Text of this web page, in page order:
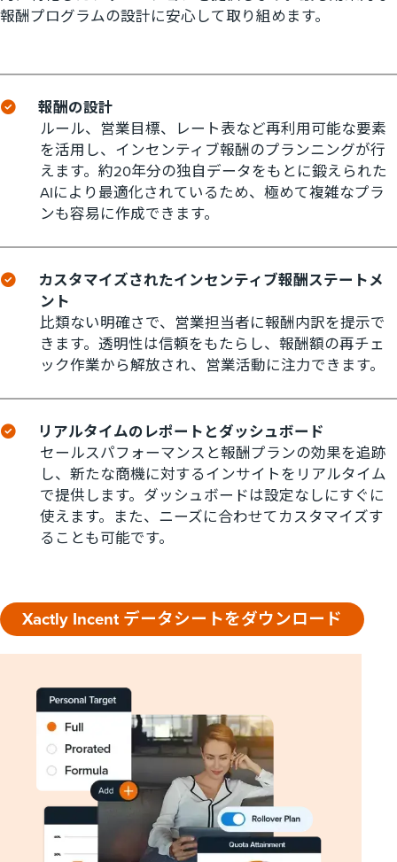
報酬プログラムの設計に安心して取り組めます。
報酬の設計
ルール、営業目標、レート表など再利用可能な要素
を活用し、インセンティブ報酬のプランニングが行
えます。約20年分の独自データをもとに鍛えられた
AIにより最適化されているため、極めて複雑なプラ
ンも容易に作成できます。
カスタマイズされたインセンティブ報酬ステートメ
ント
比類ない明確さで、営業担当者に報酬内訳を提示で
きます。透明性は信頼をもたらし、報酬額の再チェ
ック作業から解放され、営業活動に注力できます。
リアルタイムのレポートとダッシュボード
セールスパフォーマンスと報酬プランの効果を追跡
し、新たな商機に対するインサイトをリアルタイム
で提供します。ダッシュボードは設定なしにすぐに
使えます。また、ニーズに合わせてカスタマイズす
ることも可能です。
Xactly Incent データシートをダウンロード